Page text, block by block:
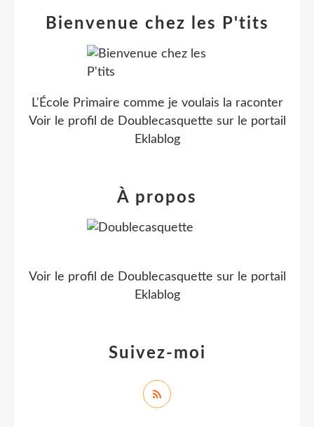
Bienvenue chez les P'tits
L'École Primaire comme je voulais la raconter
Voir le profil de Doublecasquette sur le portail
Eklablog
Suivez-moi
À propos
Voir le profil de Doublecasquette sur le portail
Eklablog